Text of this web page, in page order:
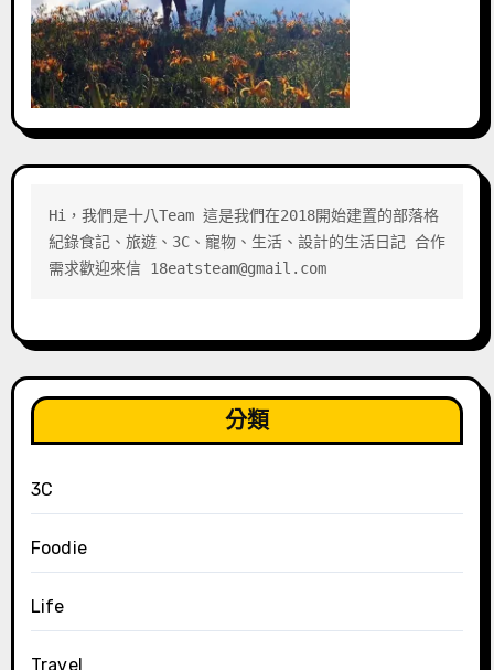
Hi，我們是十八Team 這是我們在2018開始建置的部落格
紀錄食記、旅遊、3C、寵物、生活、設計的生活日記 合作
需求歡迎來信 18eatsteam@gmail.com
分類
3C
Foodie
Life
Travel